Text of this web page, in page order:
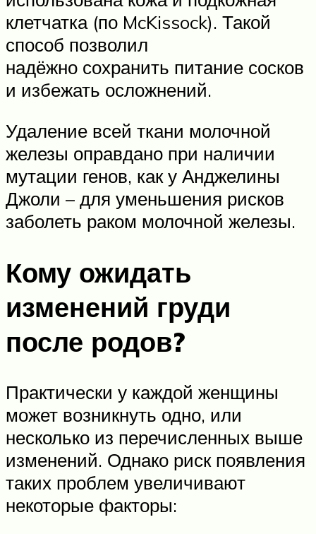
клетчатка (по McKissock). Такой
способ позволил
надёжно сохранить питание сосков
и избежать осложнений.
Удаление всей ткани молочной
железы оправдано при наличии
мутации генов, как у Анджелины
Джоли – для уменьшения рисков
заболеть раком молочной железы.
Кому ожидать
изменений груди
после родов?
Практически у каждой женщины
может возникнуть одно, или
несколько из перечисленных выше
изменений. Однако риск появления
таких проблем увеличивают
некоторые факторы: